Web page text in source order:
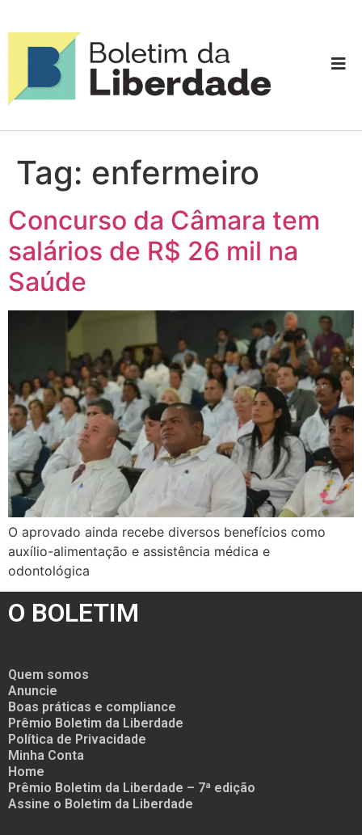
Tag: enfermeiro
Concurso da Câmara tem
salários de R$ 26 mil na
Saúde
O aprovado ainda recebe diversos benefícios como
auxílio-alimentação e assistência médica e
odontológica
O BOLETIM
Quem somos
Anuncie
Boas práticas e compliance
Prêmio Boletim da Liberdade
Política de Privacidade
Minha Conta
Home
Prêmio Boletim da Liberdade – 7ª edição
Assine o Boletim da Liberdade